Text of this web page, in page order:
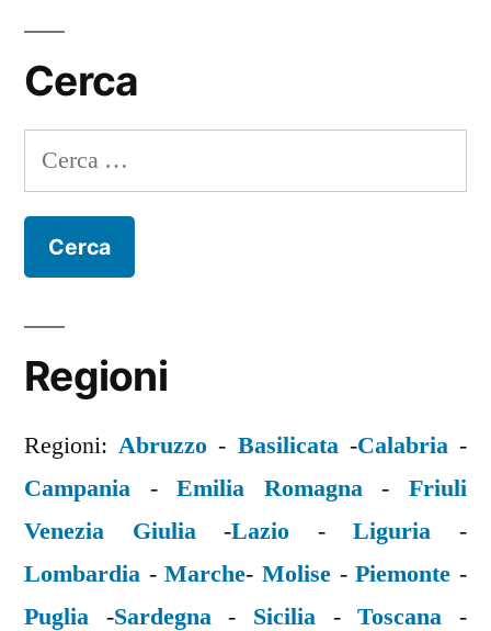
Cerca
Ricerca
per:
Regioni
Regioni:Abruzzo - Basilicata-Calabria-
Campania -Emilia Romagna-Friuli
Venezia Giulia-Lazio -Liguria -
Lombardia -Marche-Molise -Piemonte -
Puglia -Sardegna- Sicilia -Toscana -